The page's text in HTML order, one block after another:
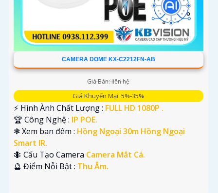
CAMERA DOME KX-C2212FN-AB
Giá Bán: liên hệ
Giá Khuyến Mại: 5%-35%
️⚡ Hình Ành Chất Lượng : FULL HD 1080P .
🏆 Công Nghệ : IP POE.
❃ Xem ban đêm : Hồng Ngoại 30m Hồng Ngoại
Smart IR.
🐜 Cấu Tạo Camera Camera Mắt Cá.
️🔮 Điểm Nỗi Bật : Thu Âm.